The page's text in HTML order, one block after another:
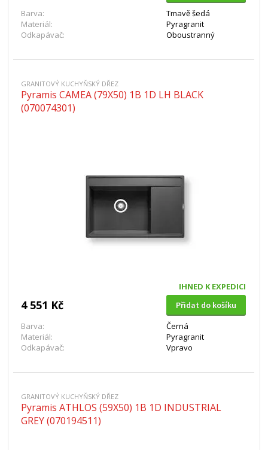
Barva:
Tmavě šedá
Materiál:
Pyragranit
Odkapávač:
Oboustranný
GRANITOVÝ KUCHYŇSKÝ DŘEZ
Pyramis CAMEA (79X50) 1B 1D LH BLACK
(070074301)
IHNED K EXPEDICI
4 551 Kč
Přidat do košíku
Barva:
Černá
Materiál:
Pyragranit
Odkapávač:
Vpravo
GRANITOVÝ KUCHYŇSKÝ DŘEZ
Pyramis ATHLOS (59X50) 1B 1D INDUSTRIAL
GREY (070194511)